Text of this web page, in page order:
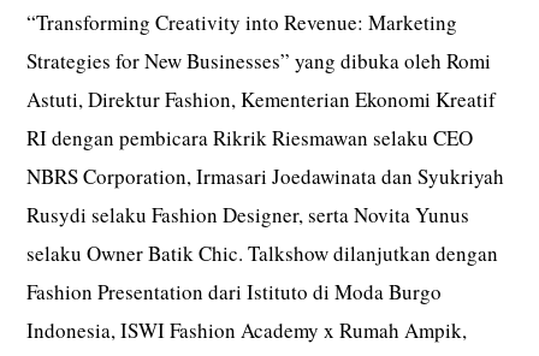
“Transforming Creativity into Revenue: Marketing
Strategies for New Businesses” yang dibuka oleh Romi
Astuti, Direktur Fashion, Kementerian Ekonomi Kreatif
RI dengan pembicara Rikrik Riesmawan selaku CEO
NBRS Corporation, Irmasari Joedawinata dan Syukriyah
Rusydi selaku Fashion Designer, serta Novita Yunus
selaku Owner Batik Chic. Talkshow dilanjutkan dengan
Fashion Presentation dari Istituto di Moda Burgo
Indonesia, ISWI Fashion Academy x Rumah Ampik,